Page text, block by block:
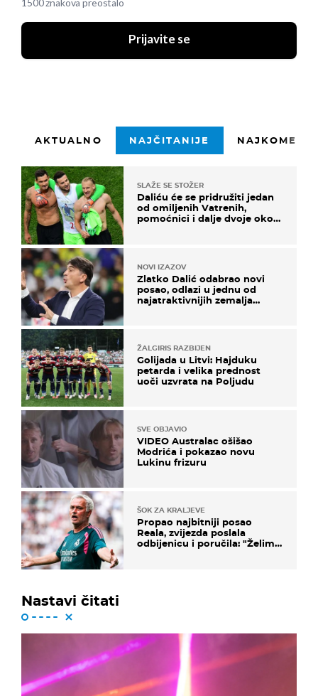
1500 znakova preostalo
Prijavite se
AKTUALNO NAJČITANIJE
SLAŽE SE STOŽER
Daliću će se pridružiti jedan
od omiljenih Vatrenih,
pomoćnici i dalje dvoje oko
NOVI IZAZOV
Zlatko Dalić odabrao novi
posao, odlazi u jednu od
najatraktivnijih zemalja
ŽALGIRIS RAZBIJEN
Golijada u Litvi: Hajduku
petarda i velika prednost
uoči uzvrata na Poljudu
SVE OBJAVIO
VIDEO Australac ošišao
Modrića i pokazao novu
Lukinu frizuru
ŠOK ZA KRALJEVE
Propao najbitniji posao
Reala, zvijezda poslala
odbijenicu i poručila: "Želim
Nastavi čitati